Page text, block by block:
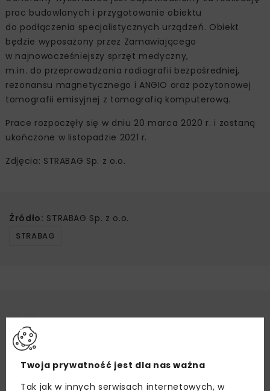
prac budowlanych i przygotowanie obiektu
do podłączenia specjalistycznych urządzeń. Obiekt
będzie wyposażony przez Zamawiającego
w najnowocześniejszy sprzęt medyczny,
m.in. do przeprowadzania radiografii bezpośredniej,
rezonansu magnetycznego i ANGIO oraz pozytonowej
tomografii emisyjnej z tomografią komputerową.
Prace rozpoczęły się w dniu 20 marca 2020 r. i zostaną
ukończone w listopadzie 2021 r.
Zdjęcia: STRABAG Sp. z o.o.
Źródło: STRABAG Sp. z o.o.
STRABAG
Twoja prywatność jest dla nas ważna
Tak jak w innych serwisach internetowych, w